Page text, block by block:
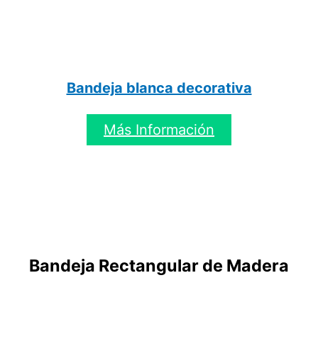
Bandeja blanca decorativa
Más Información
Bandeja Rectangular de Madera